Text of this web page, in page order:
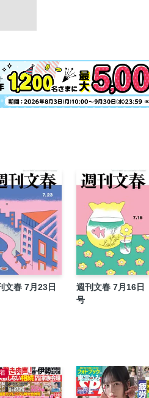
この味 平松洋子
ツチヤの口車 土
言霊USA 町山智浩
てこずるパズル
竜馬がゆく 鈴ノ
言葉尻とらえ隊
「どんぶらこ」 山
ＧＡＭＥ ―ゲー
川柳のらりくらり
アウト老のすすめ
見もの聞きもの
フジアナ大量退社
焼鳥屋で目撃！ 伊
文春 7月23日
週刊文春 7月16日
号